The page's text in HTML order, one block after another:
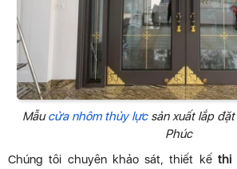
Mẫucửa nhôm thủy lựcsản xuất lắp
Phúc
Chúng tôi chuyên khảo sát, thiết kế thi